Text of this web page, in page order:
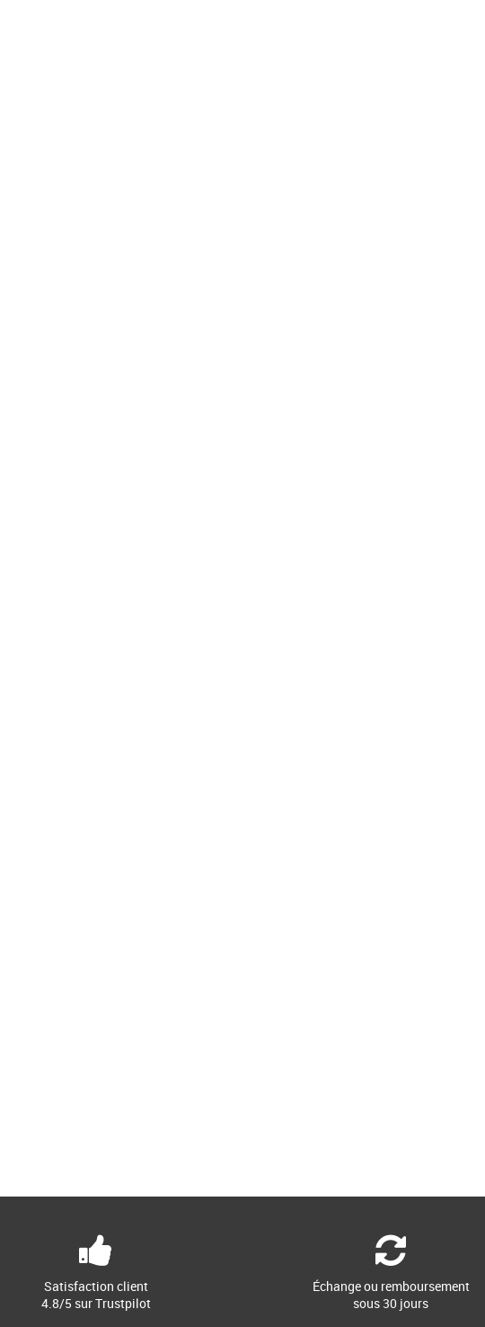
Satisfaction client
4.8/5 sur Trustpilot
Échange ou remboursement
sous 30 jours